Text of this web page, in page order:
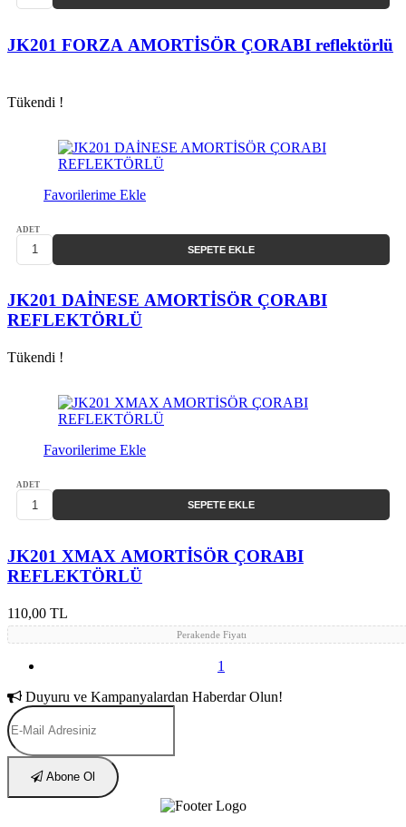
JK201 FORZA AMORTİSÖR ÇORABI reflektörlü
Tükendi !
Favorilerime Ekle
ADET
SEPETE EKLE
JK201 DAİNESE AMORTİSÖR ÇORABI
REFLEKTÖRLÜ
Tükendi !
Favorilerime Ekle
ADET
SEPETE EKLE
JK201 XMAX AMORTİSÖR ÇORABI
REFLEKTÖRLÜ
110,00 TL
Perakende Fiyatı
1
Duyuru ve Kampanyalardan Haberdar Olun!
Abone Ol